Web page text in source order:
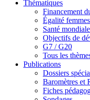
Thématiques
Financement
Égalité
Santé mondiale
Objectifs de
G7 / G20
Tous les
Publications
Dossiers
Baromètres et
Fiches